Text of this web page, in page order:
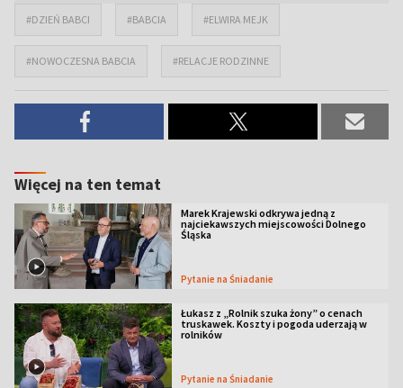
#DZIEŃ BABCI #BABCIA #ELWIRA MEJK
#NOWOCZESNA BABCIA #RELACJE RODZINNE
Więcej na ten temat
Marek Krajewski odkrywa jedną z
najciekawszych miejscowości Dolnego
Śląska
Pytanie na Śniadanie
Łukasz z „Rolnik szuka żony” o cenach
truskawek. Koszty i pogoda uderzają w
rolników
Pytanie na Śniadanie